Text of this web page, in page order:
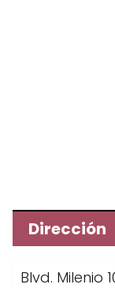
Dirección
Blvd. Milenio